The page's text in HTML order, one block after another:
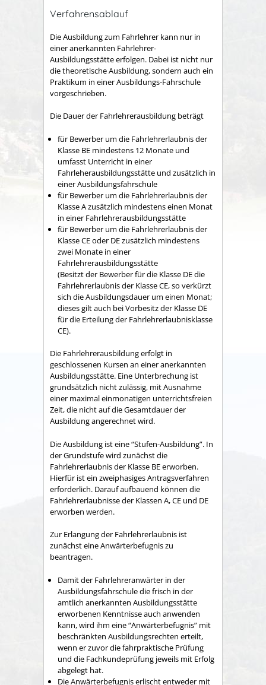
Verfahrensablauf
Die Ausbildung zum Fahrlehrer kann nur in
einer anerkannten Fahrlehrer-
Ausbildungsstätte erfolgen. Dabei ist nicht nur
die theoretische Ausbildung, sondern auch ein
Praktikum in einer Ausbildungs-Fahrschule
vorgeschrieben.
Die Dauer der Fahrlehrerausbildung beträgt
für Bewerber um die Fahrlehrerlaubnis der
Klasse BE mindestens 12 Monate und
umfasst Unterricht in einer
Fahrleherausbildungsstätte und zusätzlich in
einer Ausbildungsfahrschule
für Bewerber um die Fahrlehrerlaubnis der
Klasse A zusätzlich mindestens einen Monat
in einer Fahrlehrerausbildungsstätte
für Bewerber um die Fahrlehrerlaubnis der
Klasse CE oder DE zusätzlich mindestens
zwei Monate in einer
Fahrlehrerausbildungsstätte
(Besitzt der Bewerber für die Klasse DE die
Fahrlehrerlaubnis der Klasse CE, so verkürzt
sich die Ausbildungsdauer um einen Monat;
dieses gilt auch bei Vorbesitz der Klasse DE
für die Erteilung der Fahrlehrerlaubnisklasse
CE).
Die Fahrlehrerausbildung erfolgt in
geschlossenen Kursen an einer anerkannten
Ausbildungsstätte. Eine Unterbrechung ist
grundsätzlich nicht zulässig, mit Ausnahme
einer maximal einmonatigen unterrichtsfreien
Zeit, die nicht auf die Gesamtdauer der
Ausbildung angerechnet wird.
Die Ausbildung ist eine “Stufen-Ausbildung”. In
der Grundstufe wird zunächst die
Fahrlehrerlaubnis der Klasse BE erworben.
Hierfür ist ein zweiphasiges Antragsverfahren
erforderlich. Darauf aufbauend können die
Fahrlehrerlaubnisse der Klassen A, CE und DE
erworben werden.
Zur Erlangung der Fahrlehrerlaubnis ist
zunächst eine Anwärterbefugnis zu
beantragen.
Damit der Fahrlehreranwärter in der
Ausbildungsfahrschule die frisch in der
amtlich anerkannten Ausbildungsstätte
erworbenen Kenntnisse auch anwenden
kann, wird ihm eine “Anwärterbefugnis” mit
beschränkten Ausbildungsrechten erteilt,
wenn er zuvor die fahrpraktische Prüfung
und die Fachkundeprüfung jeweils mit Erfolg
abgelegt hat.
Die Anwärterbefugnis erlischt entweder mit